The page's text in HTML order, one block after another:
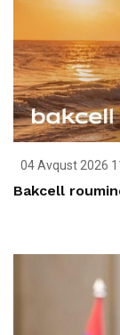
04 Avqust 2026
Bakcell